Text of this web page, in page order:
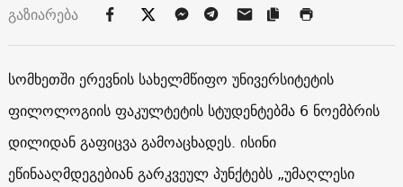
გაზიარება
სომხეთში ერევნის სახელმწიფო უნივერსიტეტის
ფილოლოგიის ფაკულტეტის სტუდენტებმა 6 ნოემბრის
დილიდან გაფიცვა გამოაცხადეს. ისინი
ეწინააღმდეგებიან გარკვეულ პუნქტებს „უმაღლესი